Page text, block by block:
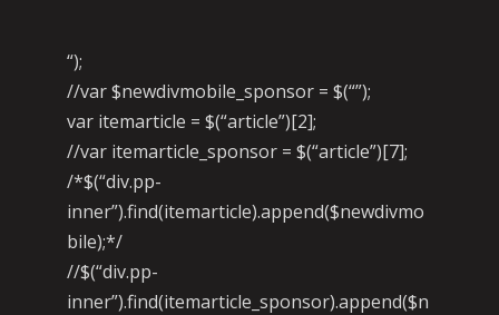
“);
//var $newdivmobile_sponsor = $(“”);
var itemarticle = $(“article”)[2];
//var itemarticle_sponsor = $(“article”)[7];
/*$(“div.pp-
inner”).find(itemarticle).append($newdivmo
bile);*/
//$(“div.pp-
inner”).find(itemarticle_sponsor).append($n